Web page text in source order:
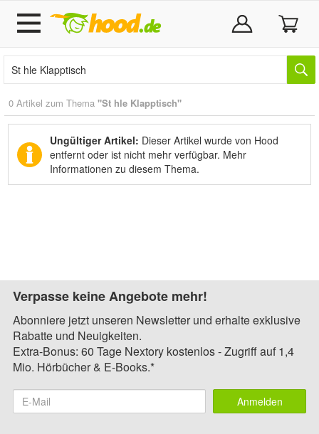
0 Artikel zum Thema "St hle Klapptisch"
Ungültiger Artikel: Dieser Artikel wurde von Hood
entfernt oder ist nicht mehr verfügbar. Mehr
Informationen zu diesem Thema.
Verpasse keine Angebote mehr!
Abonniere jetzt unseren Newsletter und erhalte exklusive
Rabatte und Neuigkeiten.
Extra-Bonus: 60 Tage Nextory kostenlos - Zugriff auf 1,4
Mio. Hörbücher & E-Books.*
Anmelden